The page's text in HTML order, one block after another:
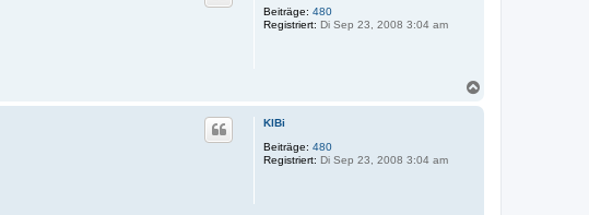
Beiträge: 480
Registriert: Di Sep 23, 2008 3:04 am
KlBi
Beiträge: 480
Registriert: Di Sep 23, 2008 3:04 am